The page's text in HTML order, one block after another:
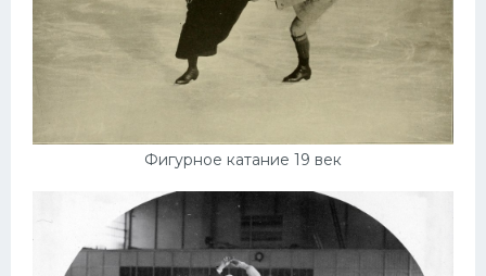
Фигурное катание 19 век